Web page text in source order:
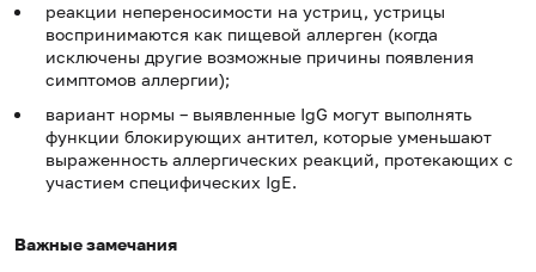
реакции непереносимости на устриц, устрицы
воспринимаются как пищевой аллерген (когда
исключены другие возможные причины появления
симптомов аллергии);
вариант нормы – выявленные IgG могут выполнять
функции блокирующих антител, которые уменьшают
выраженность аллергических реакций, протекающих с
участием специфических IgE.
Важные замечания